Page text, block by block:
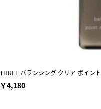
THREE バランシング クリア ポイン
￥4,180